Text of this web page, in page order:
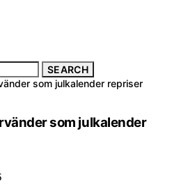
SEARCH
som julkalender repriser
som julkalender